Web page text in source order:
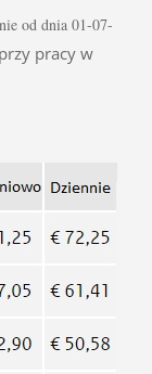
od dnia 01-07-
przy pracy w